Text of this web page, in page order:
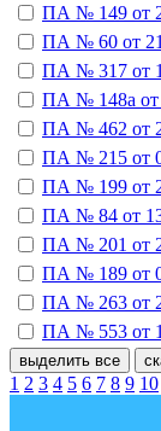
ПА № 149 от
ПА № 60 от
ПА № 317 от
ПА № 148а от
ПА № 462 от
ПА № 215 от
ПА № 199 от
ПА № 84 от
ПА № 201 от
ПА № 189 от
ПА № 263 от
ПА № 553 от
выделить все
1 2 3 4 5 6 7 8 9 10